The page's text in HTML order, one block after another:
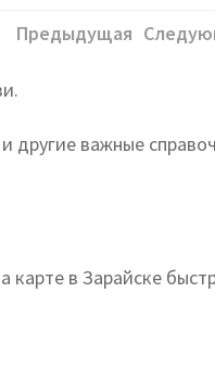
Предыдущая
другие важные
в Зарайске